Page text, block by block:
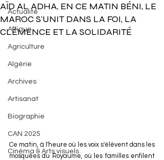
Actualité
Afrique
Agriculture
Algérie
Archives
Artisanat
Biographie
CAN 2025
Cinéma & Arts visuels
AÏD AL ADHA, EN CE MATIN BÉNI, LE
MAROC S'UNIT DANS LA FOI, LA
CLÉMENCE ET LA SOLIDARITÉ
Ce matin, à l'heure où les voix s'élèvent dans les
mosquées du Royaume, où les familles enfilent